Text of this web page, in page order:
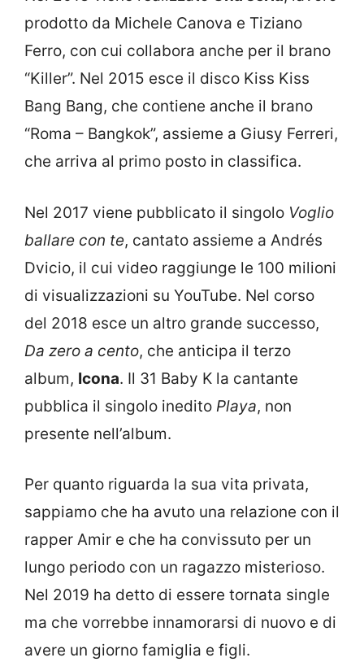
prodotto da Michele Canova e Tiziano
Ferro, con cui collabora anche per il brano
“Killer”. Nel 2015 esce il disco Kiss Kiss
Bang Bang, che contiene anche il brano
“Roma – Bangkok”, assieme a Giusy Ferreri,
che arriva al primo posto in classifica.
Nel 2017 viene pubblicato il singolo Voglio
ballare con te, cantato assieme a Andrés
Dvicio, il cui video raggiunge le 100 milioni
di visualizzazioni su YouTube. Nel corso
del 2018 esce un altro grande successo,
Da zero a cento, che anticipa il terzo
album, Icona. Il 31 Baby K la cantante
pubblica il singolo inedito Playa, non
presente nell’album.
Per quanto riguarda la sua vita privata,
sappiamo che ha avuto una relazione con il
rapper Amir e che ha convissuto per un
lungo periodo con un ragazzo misterioso.
Nel 2019 ha detto di essere tornata single
ma che vorrebbe innamorarsi di nuovo e di
avere un giorno famiglia e figli.